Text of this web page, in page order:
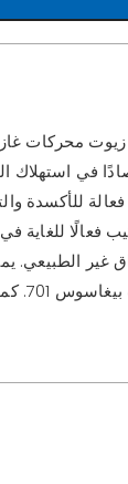
موبيل بيغاسوس 701
للأكسدة
غير الطبيعي.